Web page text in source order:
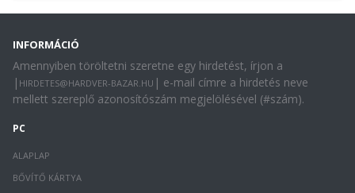
INFORMÁCIÓ
Amennyiben töröltetni szeretne egy hirdetést, írjon a
| HIRDETES@HARDVER-BAZAR.HU | e-mail címre a hirdetés neve
mellett szereplő azonosítószám megjelölésével (#szám).
PC
ALAPLAP
BŐVÍTŐ KÁRTYA